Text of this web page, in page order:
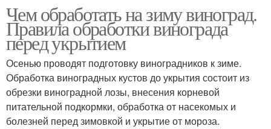
Чем обработать на зиму виноград.
Правила обработки винограда
перед укрытием
Осенью проводят подготовку виноградников к зиме.
Обработка виноградных кустов до укрытия состоит из
обрезки виноградной лозы, внесения корневой
питательной подкормки, обработка от насекомых и
болезней перед зимовкой и укрытие от мороза.